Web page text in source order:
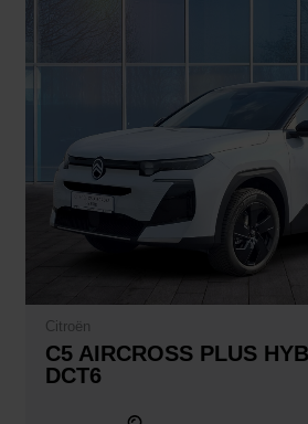
Citroën
C5 AIRCROSS PLUS
DCT6